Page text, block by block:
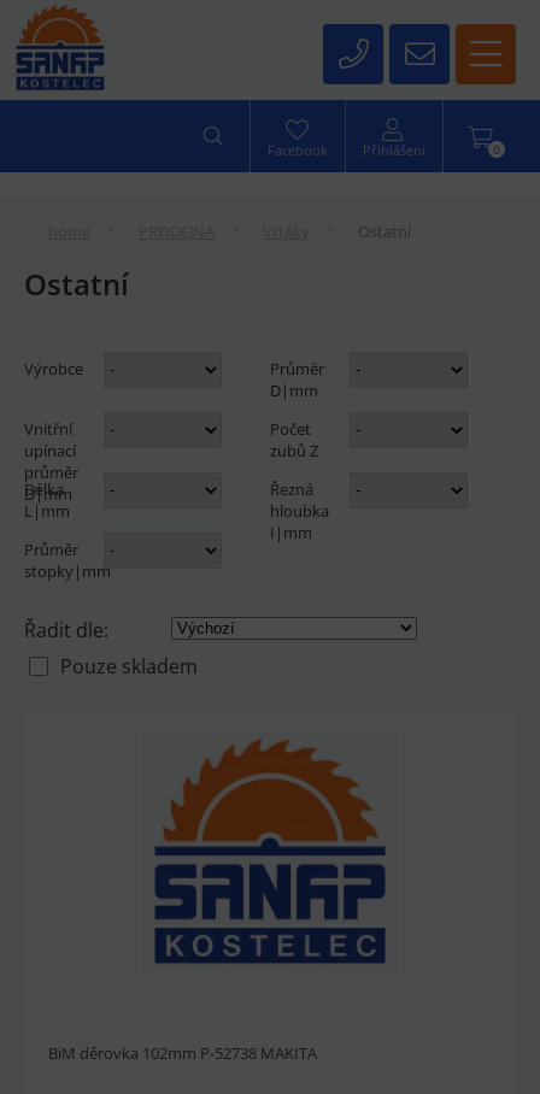
0
Facebook Přihlášení
Ostatní
Ostatní
Výrobce
Průměr
D|mm
Vnitřní
upínací
průměr
D|mm
Počet
zubů Z
Délka
L|mm
Řezná
hloubka
I|mm
Průměr
stopky|mm
Řadit dle:
Pouze skladem
BiM děrovka 102mm P-52738 MAKITA